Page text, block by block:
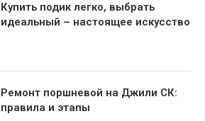
Купить подик легко, выбрать
идеальный – настоящее искусство
Ремонт поршневой на Джили СК:
правила и этапы